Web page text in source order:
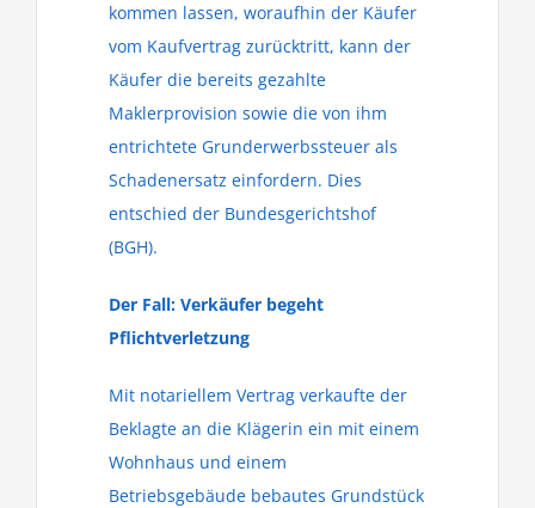
kommen lassen, woraufhin der Käufer
vom Kaufvertrag zurücktritt, kann der
Käufer die bereits gezahlte
Maklerprovision sowie die von ihm
entrichtete Grunderwerbssteuer als
Schadenersatz einfordern. Dies
entschied der Bundesgerichtshof
(BGH).
Der Fall: Verkäufer begeht
Pflichtverletzung
Mit notariellem Vertrag verkaufte der
Beklagte an die Klägerin ein mit einem
Wohnhaus und einem
Betriebsgebäude bebautes Grundstück